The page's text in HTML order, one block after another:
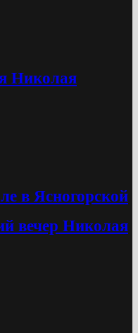
Николая
в Ясногорской
вечер Николая